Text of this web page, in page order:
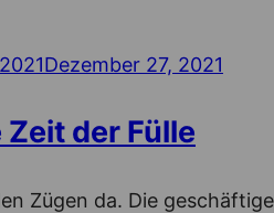
Dezember 27, 2021
der Fülle
Zügen da. Die